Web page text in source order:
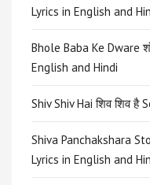
Lyrics in English and
Bhole Baba Ke Dware
English and Hindi
Shiv Shiv Hai शिव शिव है
Shiva Panchakshara
Lyrics in English and